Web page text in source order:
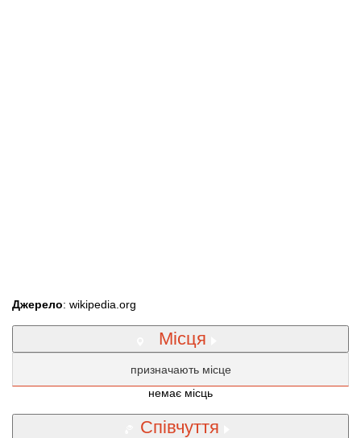
Джерело: wikipedia.org
Місця
призначають місце
немає місць
Співчуття